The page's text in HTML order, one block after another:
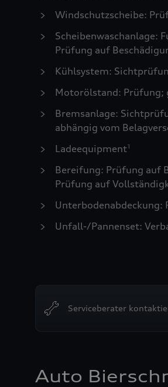
Windschutzscheibe:
Scheibenwaschanlage:
Prüfung auf
Kühlsystem:
Motorölstand: Prüfung;
Bremsanlage:
abhängig vom
Ladeequipment1
Bereifung: Prüfung auf
Prüfung auf
Unterbodenabdeckung:
Unfall-/Pannenset:
Serviceberater
Auto